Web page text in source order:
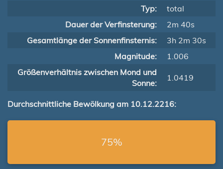
Typ:
total
Dauer der Verfinsterung:
2m 40s
Gesamtlänge der Sonnenfinsternis:
3h 2m 30s
Magnitude:
1.006
Größenverhältnis zwischen Mond und
Sonne:
1.0419
Durchschnittliche Bewölkung am 10.12.2216:
75%